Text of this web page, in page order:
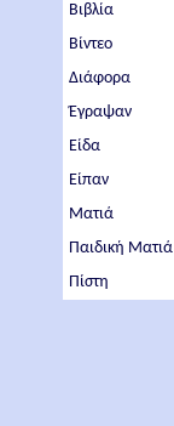
Βιβλία
Βίντεο
Διάφορα
Έγραψαν
Είδα
Είπαν
Ματιά
Παιδική Ματιά
Πίστη